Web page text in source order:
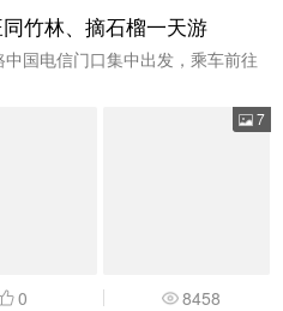
竹林、摘石榴一天游
国电信门口集中出发，乘车前往
7
0 8458